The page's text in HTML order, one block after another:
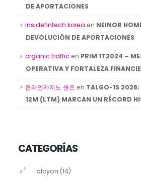
DE APORTACIONES
insidefintech korea en NEINOR
DEVOLUCIÓN DE APORTACIONES
organic traffic en PRIM 1T2024 –
OPERATIVA Y FORTALEZA
온라인카지노 샌즈 en TALGO-1S 2026:
12M (LTM) MARCAN UN RÉCORD
CATEGORÍAS
alcyon (14)